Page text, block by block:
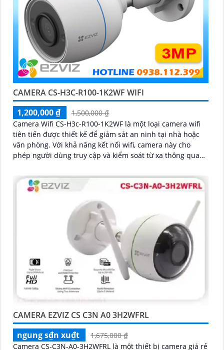
CAMERA CS-H3C-R100-1K2WF WIFI
1,200,000 ₫
1,500,000 ₫
Camera Wifi CS-H3c-R100-1K2WF là một loại camera wifi
tiên tiến được thiết kế để giám sát an ninh tại nhà hoặc
văn phòng. Với khả năng kết nối wifi, camera này cho
phép người dùng truy cập và kiểm soát từ xa thông qua
CAMERA EZVIZ CS C3N A0 3H2WFRL
ngung s₫n xu₫t
1,675,000 ₫
Camera CS-C3N-A0-3H2WFRL là một thiết bị camera giá rẻ